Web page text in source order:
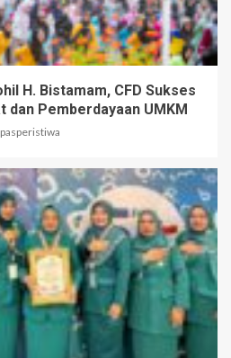
H. Bistamam, CFD Sukses
dan Pemberdayaan UMKM